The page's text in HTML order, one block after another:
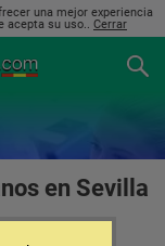
una mejor experiencia
acepta su uso.. Cerrar
en Sevilla